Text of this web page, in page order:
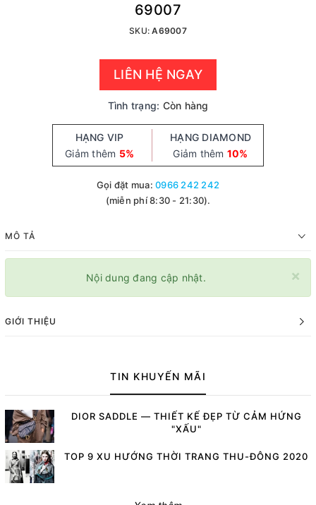
69007
SKU:A69007
LIÊN HỆ NGAY
Tình trạng: Còn hàng
HẠNG VIP
Giảm thêm 5%
HẠNG DIAMOND
Giảm thêm 10%
Gọi đặt mua:0966 242 242
(miễn phí 8:30 - 21:30).
MÔ TẢ
×
Nội dung đang cập nhật.
GIỚI THIỆU
TIN KHUYẾN MÃI
DIOR SADDLE — THIẾT KẾ ĐẸP TỪ CẢM HỨNG
"XẤU"
TOP 9 XU HƯỚNG THỜI TRANG THU-ĐÔNG 2020